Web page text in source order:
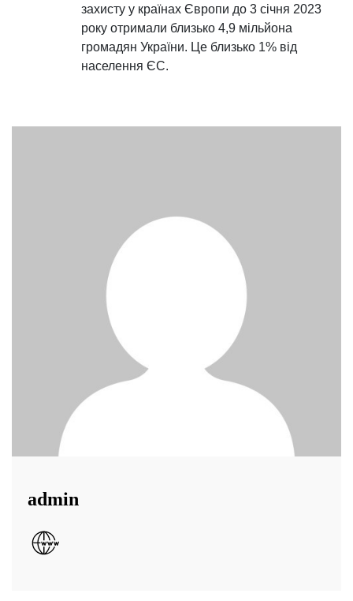
захисту у країнах Європи до 3 січня 2023
року отримали близько 4,9 мільйона
громадян України. Це близько 1% від
населення ЄС.
admin